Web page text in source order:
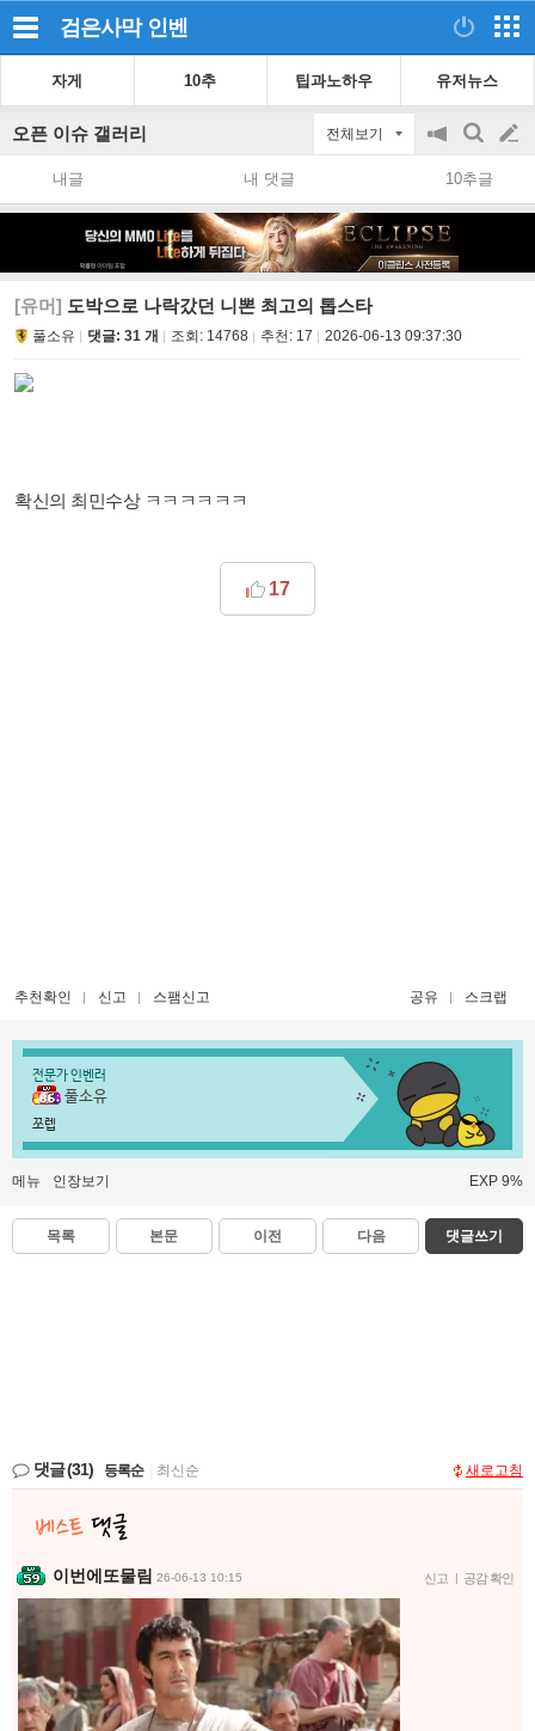
검은사막 인벤
자게 10추 팁과노하우 유저뉴스
오픈 이슈 갤러리 전체보기
공
지
on/off
검
색
글
쓰
내글 내 댓글 10추글
[유머] 도박으로 나락갔던 니뽄 최고의 톱스타
풀소유 댓글: 31 개 조회: 14768 추천: 17 2026-06-13 09:37:30
확신의 최민수상 ㅋㅋㅋㅋㅋㅋ
17
추천확인 신고 스팸신고 공유 스크랩
전문가 인벤러
풀소유
쪼렙
메뉴 인장보기 EXP 9%
목록 본문 이전 다음 댓글쓰기
댓글(31) 등록순 최신순 새로고침
이번에또물림 26-06-13 10:15 신고 | 공감 확인